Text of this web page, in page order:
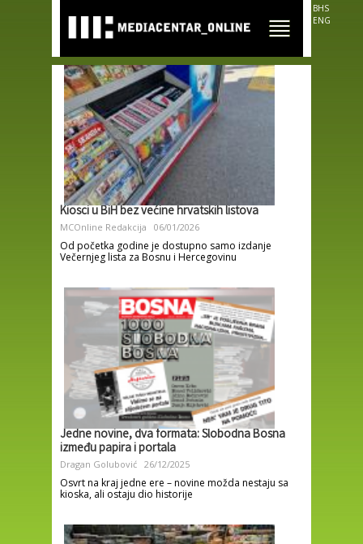
main
content
BHS
ENG
Kiosci u BiH bez većine hrvatskih listova
MCOnline Redakcija 06/01/2026
Od početka godine je dostupno samo izdanje
Večernjeg lista za Bosnu i Hercegovinu
Jedne novine, dva formata: Slobodna Bosna
između papira i portala
Dragan Golubović 26/12/2025
Osvrt na kraj jedne ere – novine možda nestaju sa
kioska, ali ostaju dio historije